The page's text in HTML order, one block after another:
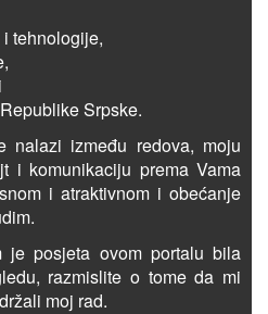
tehnologije,
Srpske.
nalazi između redova, moju
i komunikaciju prema Vama
i atraktivnom i obećanje
je posjeta ovom portalu bila
razmislite o tome da mi
moj rad.